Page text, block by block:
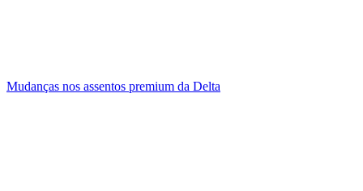
Mudanças nos assentos premium da Delta